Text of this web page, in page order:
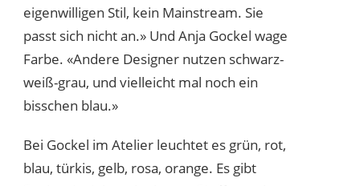
eigenwilligen Stil, kein Mainstream. Sie
passt sich nicht an.» Und Anja Gockel wage
Farbe. «Andere Designer nutzen schwarz-
weiß-grau, und vielleicht mal noch ein
bisschen blau.»
Bei Gockel im Atelier leuchtet es grün, rot,
blau, türkis, gelb, rosa, orange. Es gibt